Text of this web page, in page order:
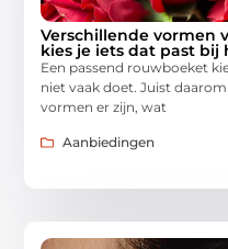
Verschillende vormen
kies je iets dat past bij
Een passend rouwboeket
niet vaak doet. Juist
vormen er zijn, wat
Aanbiedingen